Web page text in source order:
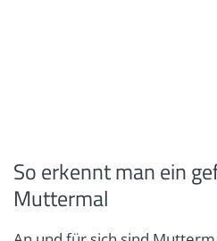
So erkennt man ein
Muttermal